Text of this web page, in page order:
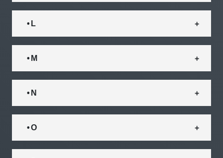
• L
• M
• N
• O